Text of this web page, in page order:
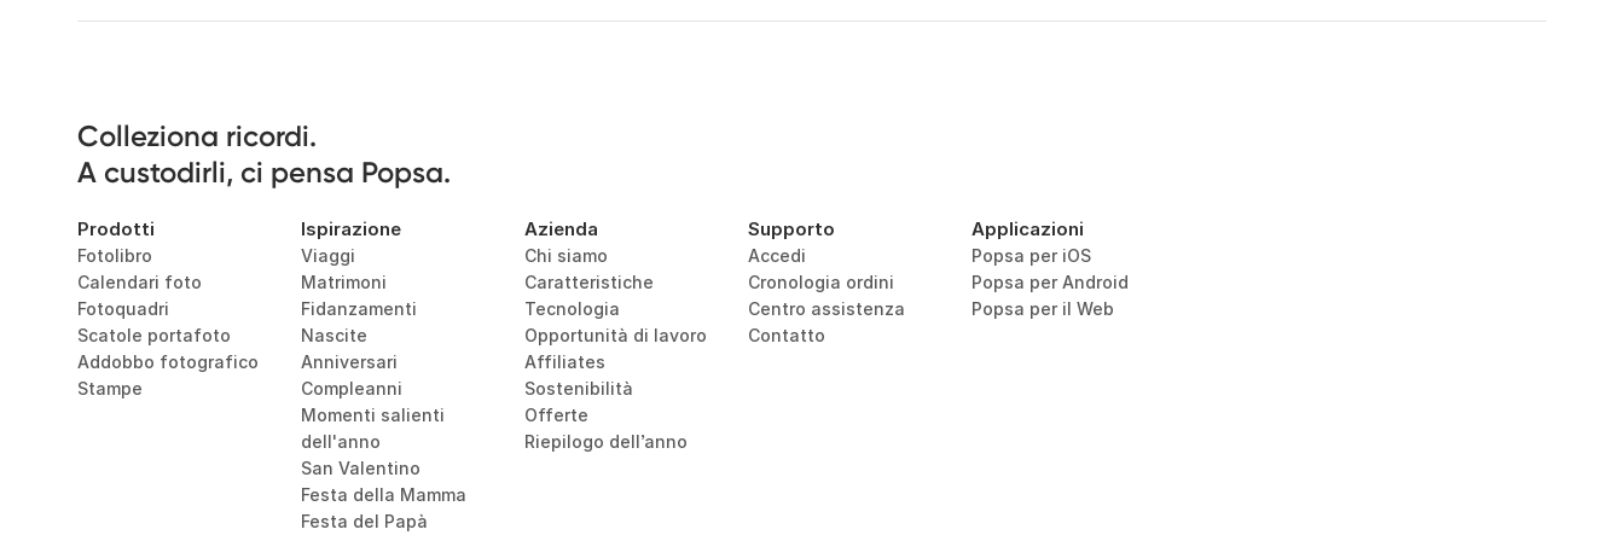
Colleziona ricordi.
A custodirli, ci pensa Popsa.
Prodotti
Fotolibro
Calendari foto
Fotoquadri
Scatole portafoto
Addobbo fotografico
Stampe
Ispirazione
Viaggi
Matrimoni
Fidanzamenti
Nascite
Anniversari
Compleanni
Momenti salienti
dell'anno
San Valentino
Festa della Mamma
Festa del Papà
Azienda
Chi siamo
Caratteristiche
Tecnologia
Opportunità di lavoro
Affiliates
Sostenibilità
Offerte
Riepilogo dell’anno
Supporto
Accedi
Cronologia ordini
Centro assistenza
Contatto
Applicazioni
Popsa per iOS
Popsa per Android
Popsa per il Web